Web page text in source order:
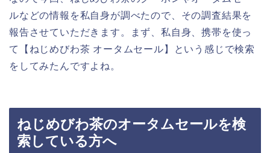
ルなどの情報を私自身が調べたので、その調査結果を
報告させていただきます。まず、私自身、携帯を使っ
て【ねじめびわ茶 オータムセール】という感じで検索
をしてみたんですよね。
ねじめびわ茶のオータムセールを検
索している方へ